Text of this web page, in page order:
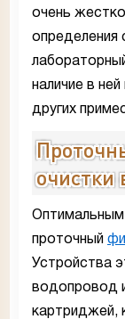
очень
определения
наличие в
других
очистки
Оптимальным
проточный
Устройства
водопровод
картриджей,